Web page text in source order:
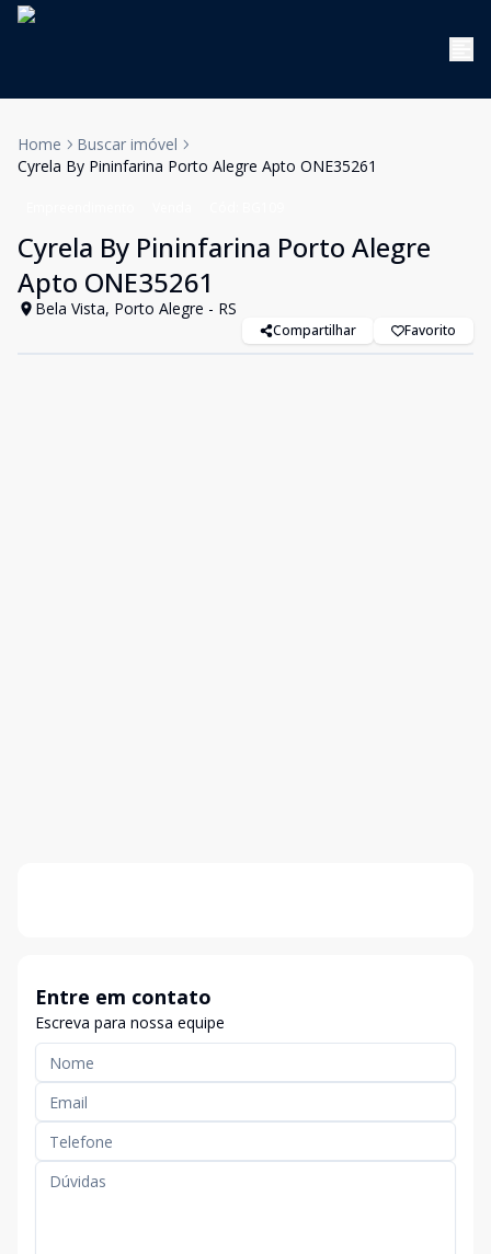
Home
Buscar imóvel
Cyrela By Pininfarina Porto Alegre Apto ONE35261
Cyrela By Pininfarina Porto Alegre
Apto ONE35261
Bela Vista, Porto Alegre - RS
Compartilhar Favorito
Entre em contato
Escreva para nossa equipe